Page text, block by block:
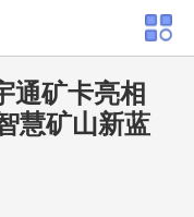
通矿卡亮相
慧矿山新蓝